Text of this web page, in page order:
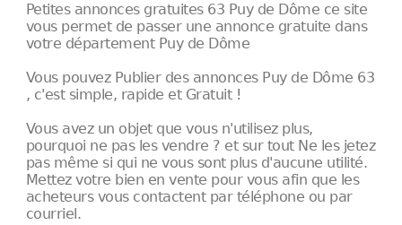
Petites annonces gratuites 63 Puy de Dôme ce site
vous permet de passer une annonce gratuite dans
votre département Puy de Dôme
Vous pouvez Publier des annonces Puy de Dôme 63
, c'est simple, rapide et Gratuit !
Vous avez un objet que vous n'utilisez plus,
pourquoi ne pas les vendre ? et sur tout Ne les jetez
pas même si qui ne vous sont plus d'aucune utilité.
Mettez votre bien en vente pour vous afin que les
acheteurs vous contactent par téléphone ou par
courriel.